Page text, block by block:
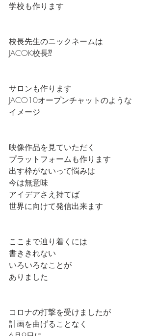
学校も作ります
校長先生のニックネームは
JACOK校長⁇
サロンも作ります
JACO10オープンチャットのような
イメージ
映像作品を見ていただく
プラットフォームも作ります
出す枠がないって悩みは
今は無意味
アイデアさえ持てば
世界に向けて発信出来ます
ここまで辿り着くには
書ききれない
いろいろなことが
ありました
コロナの打撃を受けましたが
計画を曲げることなく